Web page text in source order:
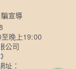
宣導
晚上19:00
公司
址：